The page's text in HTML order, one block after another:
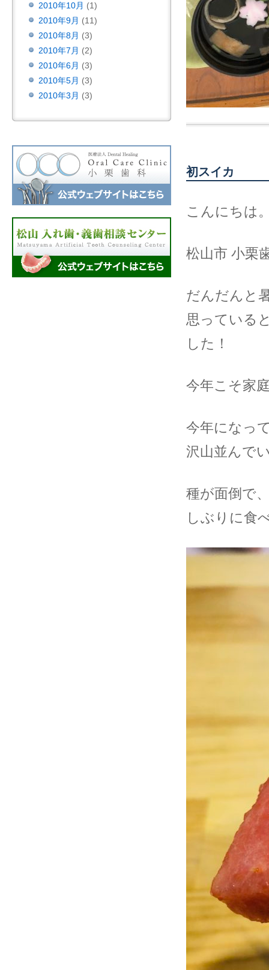
初スイカ
こんにちは
松山市 小栗
だんだんと
思っている
した！
今年こそ家
今年になっ
沢山並んで
種が面倒で
しぶりに食
2010年10月 (1)
2010年9月 (11)
2010年8月 (3)
2010年7月 (2)
2010年6月 (3)
2010年5月 (3)
2010年3月 (3)